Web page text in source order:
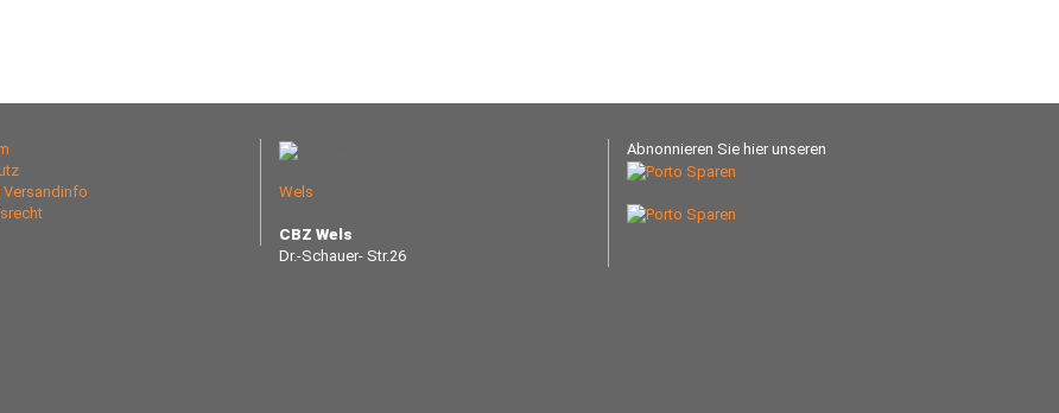
Versandinfo
Wels
CBZ Wels
Dr.-Schauer- Str.26
Abnonnieren Sie hier unseren